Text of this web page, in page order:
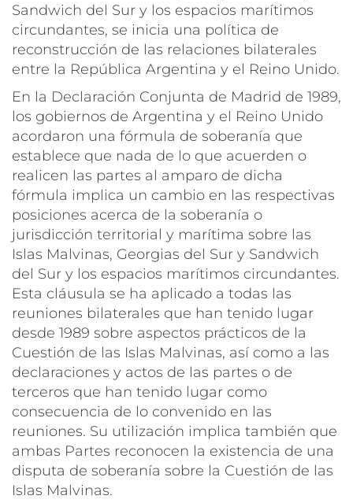
Sandwich del Sur y los espacios marítimos
circundantes, se inicia una política de
reconstrucción de las relaciones bilaterales
entre la República Argentina y el Reino Unido.
En la Declaración Conjunta de Madrid de 1989,
los gobiernos de Argentina y el Reino Unido
acordaron una fórmula de soberanía que
establece que nada de lo que acuerden o
realicen las partes al amparo de dicha
fórmula implica un cambio en las respectivas
posiciones acerca de la soberanía o
jurisdicción territorial y marítima sobre las
Islas Malvinas, Georgias del Sur y Sandwich
del Sur y los espacios marítimos circundantes.
Esta cláusula se ha aplicado a todas las
reuniones bilaterales que han tenido lugar
desde 1989 sobre aspectos prácticos de la
Cuestión de las Islas Malvinas, así como a las
declaraciones y actos de las partes o de
terceros que han tenido lugar como
consecuencia de lo convenido en las
reuniones. Su utilización implica también que
ambas Partes reconocen la existencia de una
disputa de soberanía sobre la Cuestión de las
Islas Malvinas.